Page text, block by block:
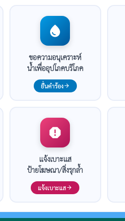
water_drop
ขอความอนุเคราะห์
น้ำเพื่ออุปโภคบริโภค
ยื่นคำร้องarrow_forward
report
แจ้งเบาะแส
ป้ายโฆษณา/สิ่งรุกล้ำ
แจ้งเบาะแสarrow_forward